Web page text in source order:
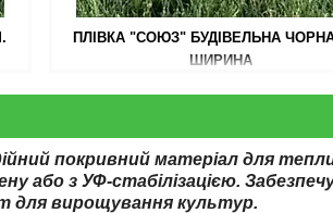
ПЛІВКА "СОЮЗ" БУДІВЕЛЬНА
ШИРИНА
покривний матеріал для
або з УФ-стабілізацією.
для вирощування культур.